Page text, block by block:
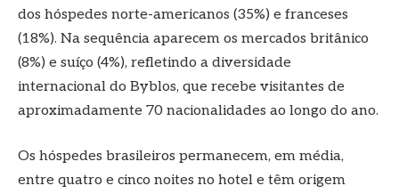
dos hóspedes norte-americanos (35%) e franceses
(18%). Na sequência aparecem os mercados britânico
(8%) e suíço (4%), refletindo a diversidade
internacional do Byblos, que recebe visitantes de
aproximadamente 70 nacionalidades ao longo do ano.
Os hóspedes brasileiros permanecem, em média,
entre quatro e cinco noites no hotel e têm origem